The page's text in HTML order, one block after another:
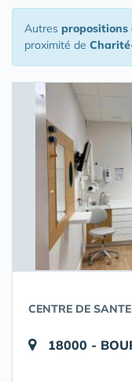
Autres propositions
proximité de
CENTRE DE
18000 -